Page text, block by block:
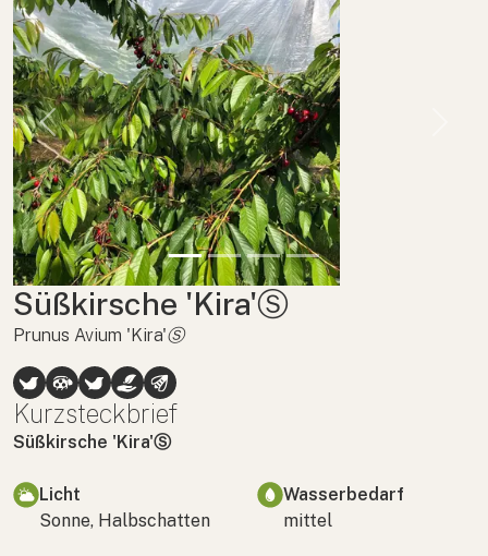
Previous
Süßkirsche 'Kira'Ⓢ
Prunus Avium 'Kira'Ⓢ
Kurzsteckbrief
Süßkirsche 'Kira'Ⓢ
Licht
Sonne, Halbschatten
Wasserbedarf
mittel